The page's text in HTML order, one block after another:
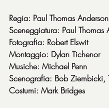
Regia: Paul Thomas Anderson
Sceneggiatura: Paul Thomas
Fotografia: Robert Elswit
Montaggio: Dylan Tichenor
Musiche: Michael Penn
Scenografia: Bob Ziembicki,
Costumi: Mark Bridges